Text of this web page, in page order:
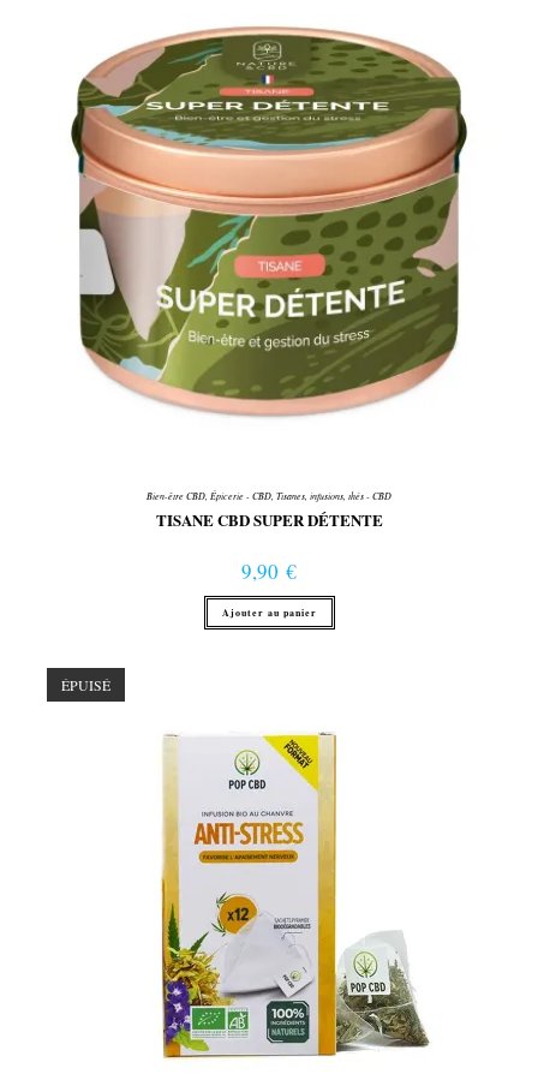
Bien-être CBD Épicerie - CBD Tisanes, infusions, thés - CBD
TISANE CBD SUPER DÉTENTE
9,90 €
Ajouter au panier
ÉPUISÉ